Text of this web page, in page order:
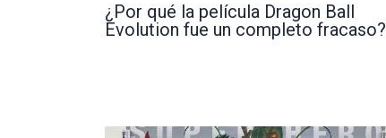
¿Por qué la película Dragon Ball
Evolution fue un completo fracaso?